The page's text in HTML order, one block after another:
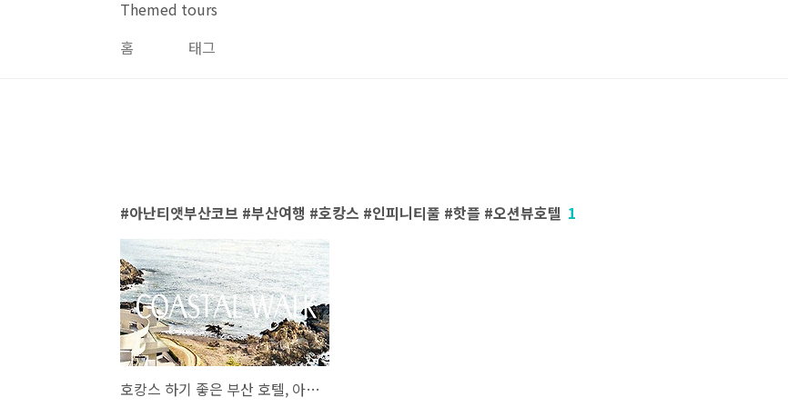
Themed tours
홈
태그
아난티앳부산코브 #부산여행 #호캉스 #인피니티풀 #핫플 #오션뷰호텔 1
호캉스 하기 좋은 부산 호텔, 아난티 앳 부산 코브